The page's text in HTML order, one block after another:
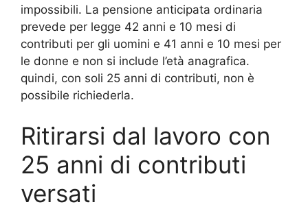
impossibili. La pensione anticipata ordinaria
prevede per legge 42 anni e 10 mesi di
contributi per gli uomini e 41 anni e 10 mesi per
le donne e non si include l’età anagrafica.
quindi, con soli 25 anni di contributi, non è
possibile richiederla.
Ritirarsi dal lavoro con
25 anni di contributi
versati